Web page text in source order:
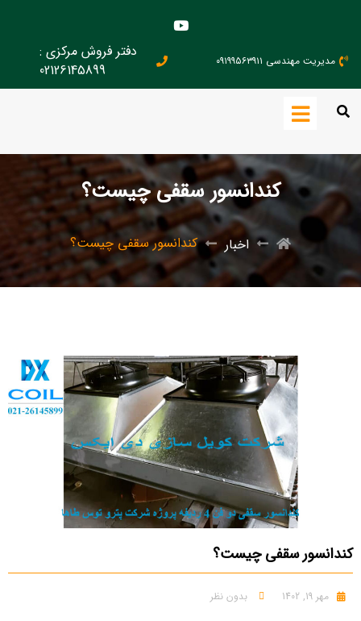
مدیریت مهندسی ۰۹۱۹۹۵۶۳۹۱۱
دفتر فروش مرکزی :
02126145899
کندانسور سقفی چیست؟
اخبار کندانسور سقفی چیست؟
کندانسور سقفی چیست؟
مهر 19, 1402 بدون نظر